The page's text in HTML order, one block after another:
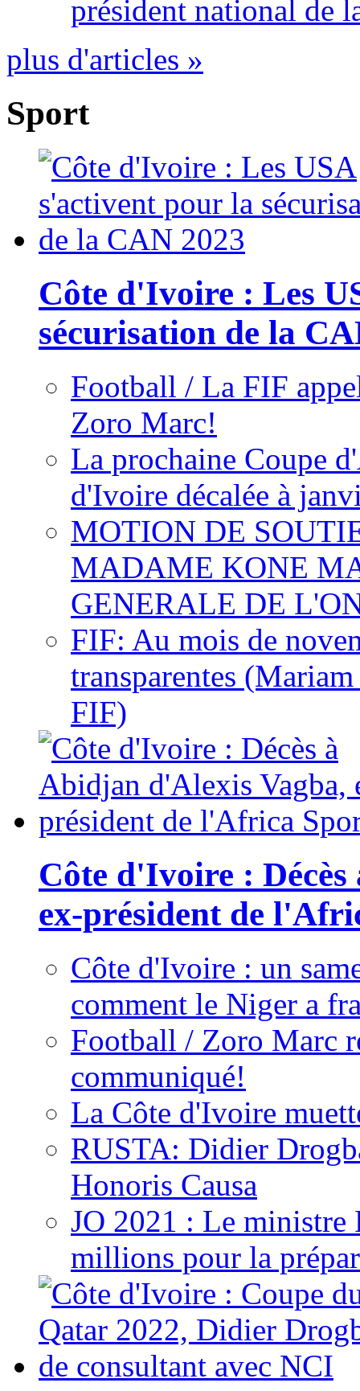
président national de
plus d'articles »
Sport
Côte d'Ivoire : Les
sécurisation de la
Football / La FIF
Zoro Marc!
La prochaine Coupe
d'Ivoire décalée à
MOTION DE
MADAME KONE
GENERALE DE
FIF: Au mois de
transparentes
FIF)
Côte d'Ivoire :
ex-président de
Côte d'Ivoire : un
comment le Niger a
Football / Zoro Marc
communiqué!
La Côte d'Ivoire
RUSTA: Didier
Honoris Causa
JO 2021 : Le ministre
millions pour la